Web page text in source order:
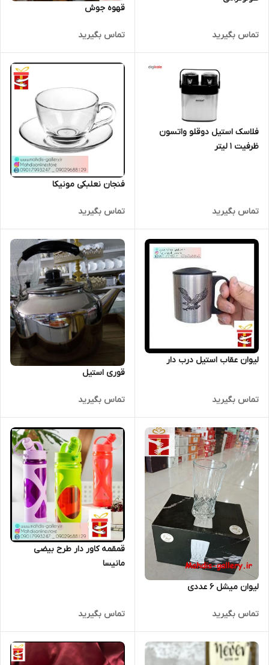
تماس بگیرید
قهوه جوش
تماس بگیرید
فلاسک استیل دوقلو واتسون
ظرفیت 1 لیتر
تماس بگیرید
فنجان نعلبکی مونیکا
تماس بگیرید
لیوان عقاب استیل درب دار
تماس بگیرید
قوری استیل
تماس بگیرید
لیوان میشل 6 عددی
تماس بگیرید
قمقمه کاور دار طرح بیضی
مانیسا
تماس بگیرید